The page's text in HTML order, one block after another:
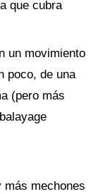
que cubra
un movimiento
poco, de una
(pero más
más mechones